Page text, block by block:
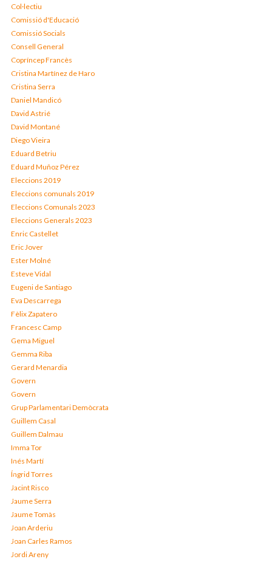
Col·lectiu
Comissió d'Educació
Comissió Socials
Consell General
Copríncep Francès
Cristina Martínez de Haro
Cristina Serra
Daniel Mandicó
David Astrié
David Montané
Diego Vieira
Eduard Betriu
Eduard Muñoz Pérez
Eleccions 2019
Eleccions comunals 2019
Eleccions Comunals 2023
Eleccions Generals 2023
Enric Castellet
Eric Jover
Ester Molné
Esteve Vidal
Eugeni de Santiago
Eva Descarrega
Fèlix Zapatero
Francesc Camp
Gema Miguel
Gemma Riba
Gerard Menardia
Govern
Govern
Grup Parlamentari Demòcrata
Guillem Casal
Guillem Dalmau
Imma Tor
Inés Martí
Íngrid Torres
Jacint Risco
Jaume Serra
Jaume Tomàs
Joan Arderiu
Joan Carles Ramos
Jordi Areny